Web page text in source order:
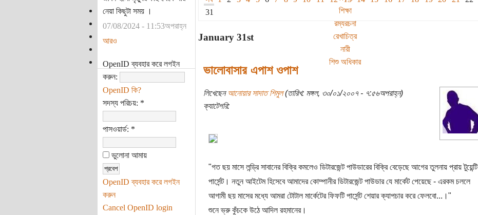
শিক্ষা
রম্যরচনা
রেখাচিত্র
নারী
শিশু অধিকার
নেয়া কিছুটা সময় ।
07/08/2024 - 11:53অপরাহ্ন
আরও
OpenID ব্যবহার করে লগইন
করুন:
OpenID কি?
সদস্য পরিচয়: *
পাসওয়ার্ড: *
ভুলোনা আমায়
OpenID ব্যবহার করে লগইন
করুন
Cancel OpenID login
31
January 31st
ভালোবাসার এপাশ ওপাশ
লিখেছেনআনোয়ার সাদাত শিমুল(তারিখ: মঙ্গল, ৩০/০১/২০০৭ - ৭:৫৬অপরাহ্ন)
ক্যাটেগরি:
"গত ছয় মাসে লন্ড্রি সাবানের বিক্রি কমলেও ডিটারজেন্ট পাউডারের বিক্রি বেড়েছে আগের তুলনায় প্রায় টুয়েন্টি
পার্সেন্ট। নতুন আইটেম হিসেবে আমাদের কোম্পানীর ডিটারজেন্ট পাউডার যে মার্কেট পেয়েছে - এরকম চললে
আগামী ছয় মাসের মধ্যে আমরা টোটাল মার্কেটের ফিফটি পার্সেন্ট শেয়ার ক্যাপচার করে ফেলবো...।"
শুনে ভ্রু কুঁচকে উঠে আদিল রহমানের।